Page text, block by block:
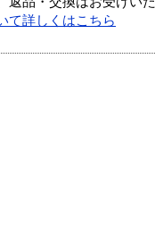
て詳しくはこちら